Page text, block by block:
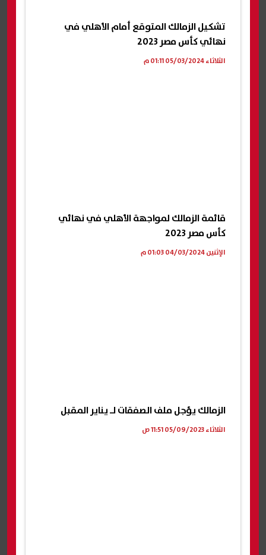
تشكيل الزمالك المتوقع أمام الأهلي في
نهائي كأس مصر 2023
الثلاثاء 05/03/2024 01:11 م
قائمة الزمالك لمواجهة الأهلي في نهائي
كأس مصر 2023
الإثنين 04/03/2024 01:03 م
الزمالك يؤجل ملف الصفقات لـ يناير المقبل
الثلاثاء 05/09/2023 11:51 ص